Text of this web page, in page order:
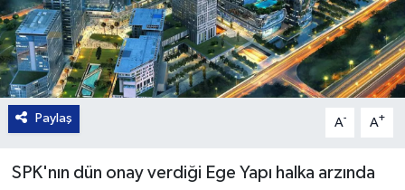
Paylaş A- A+
SPK'nın dün onay verdiği Ege Yapı halka arzında